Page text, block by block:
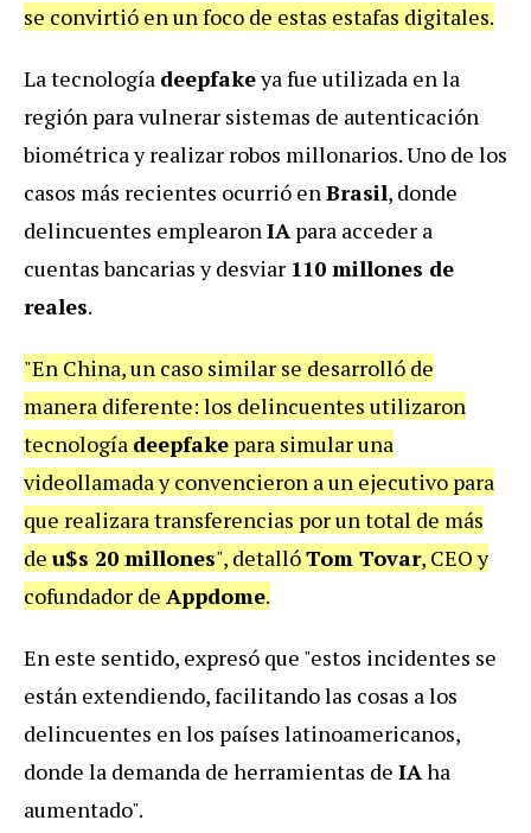
se convirtió en un foco de estas estafas digitales.
La tecnología deepfakeya fue utilizada en la
región para vulnerar sistemas de autenticación
biométrica y realizar robos millonarios. Uno de los
casos más recientes ocurrió enBrasil, donde
delincuentes emplearonIA para acceder a
cuentas bancarias y desviar 110 millones de
reales.
"En China, un caso similar se desarrolló de
manera diferente: los delincuentes utilizaron
tecnología deepfake para simular una
videollamada y convencieron a un ejecutivo para
que realizara transferencias por un total de más
de u$s 20 millones", detallóTom Tovar, CEO y
cofundador de Appdome.
En este sentido, expresó que "estos incidentes se
están extendiendo, facilitando las cosas a los
delincuentes en los países latinoamericanos,
donde la demanda de herramientas de IAha
aumentado".